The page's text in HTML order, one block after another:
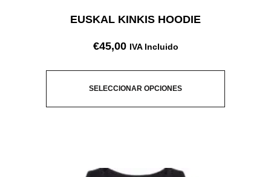
EUSKAL KINKIS HOODIE
€45,00 IVA Incluido
SELECCIONAR OPCIONES